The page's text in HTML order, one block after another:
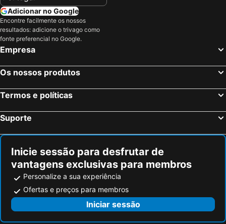
Adicionar no Google
Encontre facilmente os nossos
resultados: adicione o trivago como
fonte preferencial no Google.
Empresa
Os nossos produtos
Termos e políticas
Suporte
Inicie sessão para desfrutar de
vantagens exclusivas para membros
Personalize a sua experiência
Ofertas e preços para membros
Iniciar sessão